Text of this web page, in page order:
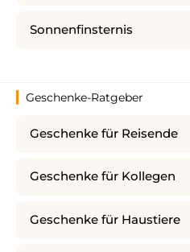
Sonnenfinsternis
Geschenke-Ratgeber
Geschenke für Reisende
Geschenke für Kollegen
Geschenke für Haustiere